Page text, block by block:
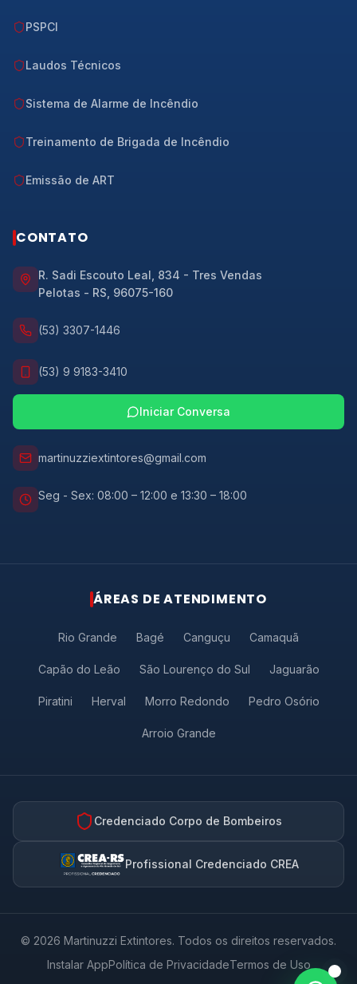
PSPCI
Laudos Técnicos
Sistema de Alarme de Incêndio
Treinamento de Brigada de Incêndio
Emissão de ART
CONTATO
R. Sadi Escouto Leal, 834 - Tres Vendas
Pelotas - RS 96075-160
(53) 3307-1446
(53) 9 9183-3410
Iniciar Conversa
martinuzziextintores@gmail.com
Seg - Sex: 08:00 – 12:00 e 13:30 – 18:00
ÁREAS DE ATENDIMENTO
Rio Grande Bagé Canguçu Camaquã
Capão do Leão São Lourenço do Sul Jaguarão
Piratini Herval Morro Redondo Pedro Osório
Arroio Grande
Credenciado Corpo de Bombeiros
Profissional Credenciado CREA
© 2026 Martinuzzi Extintores. Todos os direitos reservados.
Instalar AppPolítica de PrivacidadeTermos de Uso
Atendimento rápido via
Preencha seus dados e fale com a
COMO PODEMOS AJUDAR? *